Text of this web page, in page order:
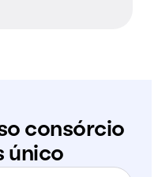
consórcio
único